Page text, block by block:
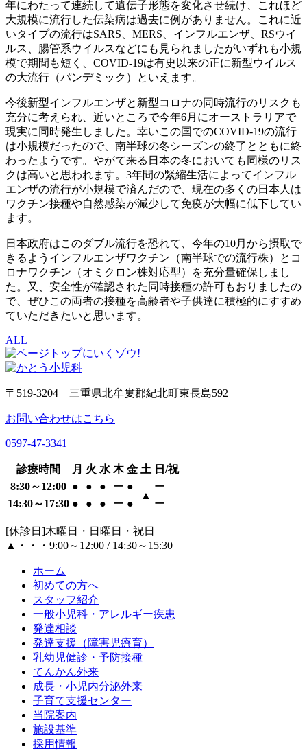
年にわたって連続して遺伝子形態を変化させ続け、これほど
大規模に流行した伝染病は過去に例がありません。これに近
いタイプの流行はSARS、MERS、インフルエンザ、RSウイ
ルス、腸管系ウイルスなどにも見られましたがいずれも小規
模で期間も短く、COVID-19は有史以来の正に新型ウイルス
の大流行（パンデミック）といえます。
今後新型インフルエンザと新型コロナの同時流行のリスクも
充分に考えられ、近いところで今年6月にオーストラリアで
現実に同時発生しました。幸いこの国でのCOVID-19の流行
は小規模だったので、南半球の冬シーズンの終了とともに終
わったようです。やがて来る日本の冬においても同様のリス
クは高いと思われます。3年間の緊縮生活によってインフル
エンザの流行が小規模で済んだので、現在の多くの日本人は
ワクチン接種や自然感染が減少して免疫が大幅に低下してい
ます。
日本政府はこのダブル流行を恐れて、今年の10月から摂取で
きるようインフルエンザワクチン（南半球での流行株）とコ
ロナワクチン（オミクロン株対応型）を充分量確保しまし
た。又、安全性が確認された同時接種の許可もおりましたの
で、ぜひこの両者の接種を高齢者や子供達に積極的にすすめ
ていただきたいと思います。
ALL
〒519-3204 三重県北牟婁郡紀北町東長島592
お問い合わせはこちら
0597-47-3341
診療時間 月 火 水 木 金 土 日/祝
8:30～12:00 ● ● ● ー ●
▲
ー
14:30～17:30 ● ● ● ー ● ー
[休診日]木曜日・日曜日・祝日
▲・・・9:00～12:00 / 14:30～15:30
ホーム
初めての方へ
スタッフ紹介
一般小児科・アレルギー疾患
発達相談
発達支援（障害児療育）
乳幼児健診・予防接種
てんかん外来
成長・小児内分泌外来
子育て支援センター
当院案内
施設基準
採用情報